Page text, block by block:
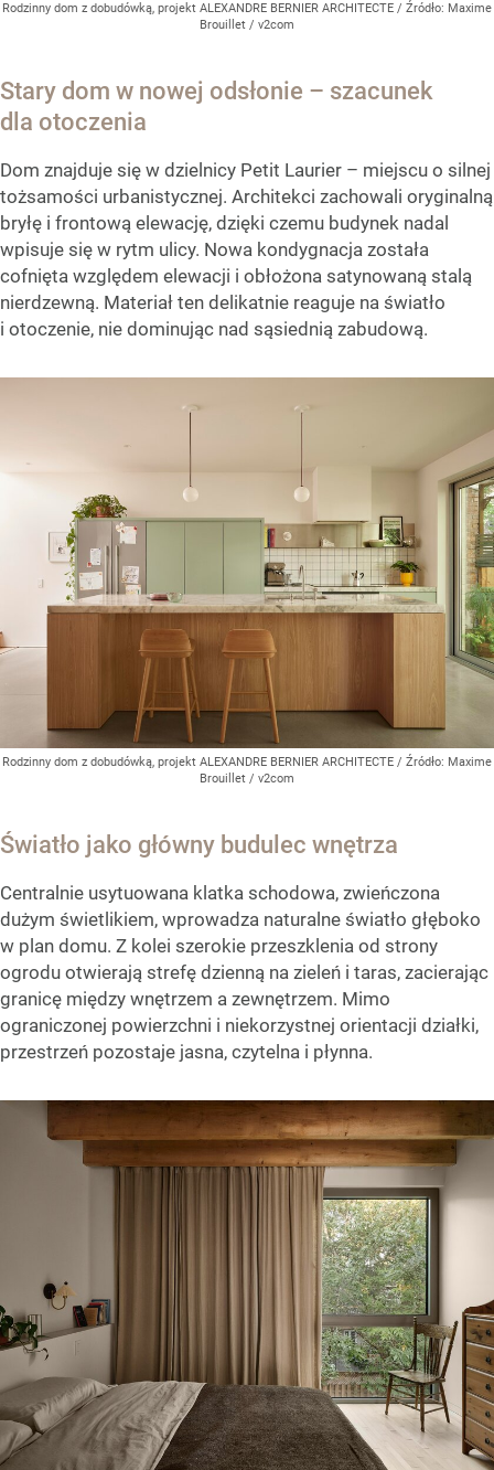
Rodzinny dom z dobudówką, projekt ALEXANDRE BERNIER ARCHITECTE / Źródło: Maxime
Brouillet / v2com
Stary dom w nowej odsłonie – szacunek
dla otoczenia
Dom znajduje się w dzielnicy Petit Laurier – miejscu o silnej
tożsamości urbanistycznej. Architekci zachowali oryginalną
bryłę i frontową elewację, dzięki czemu budynek nadal
wpisuje się w rytm ulicy. Nowa kondygnacja została
cofnięta względem elewacji i obłożona satynowaną stalą
nierdzewną. Materiał ten delikatnie reaguje na światło
i otoczenie, nie dominując nad sąsiednią zabudową.
Rodzinny dom z dobudówką, projekt ALEXANDRE BERNIER ARCHITECTE / Źródło: Maxime
Brouillet / v2com
Światło jako główny budulec wnętrza
Centralnie usytuowana klatka schodowa, zwieńczona
dużym świetlikiem, wprowadza naturalne światło głęboko
w plan domu. Z kolei szerokie przeszklenia od strony
ogrodu otwierają strefę dzienną na zieleń i taras, zacierając
granicę między wnętrzem a zewnętrzem. Mimo
ograniczonej powierzchni i niekorzystnej orientacji działki,
przestrzeń pozostaje jasna, czytelna i płynna.